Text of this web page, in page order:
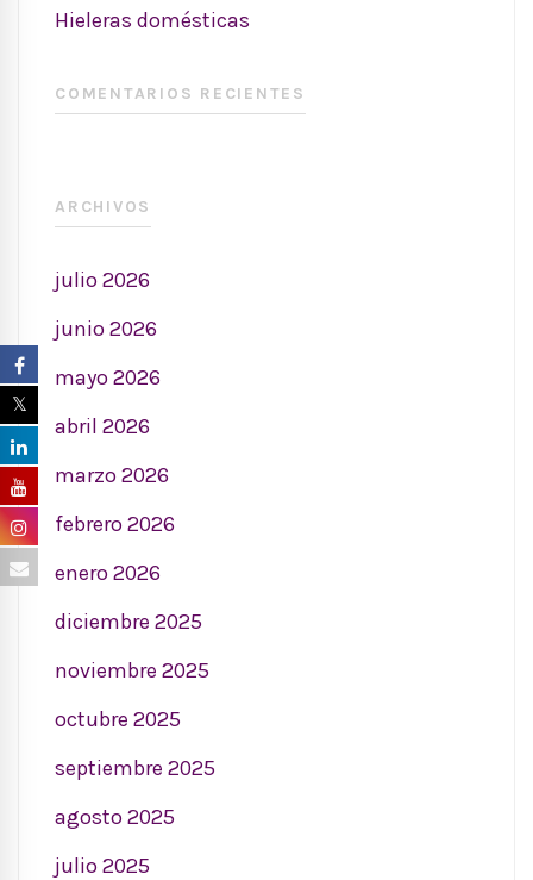
Hieleras domésticas
COMENTARIOS RECIENTES
ARCHIVOS
julio 2026
junio 2026
mayo 2026
abril 2026
marzo 2026
febrero 2026
enero 2026
diciembre 2025
noviembre 2025
octubre 2025
septiembre 2025
agosto 2025
julio 2025